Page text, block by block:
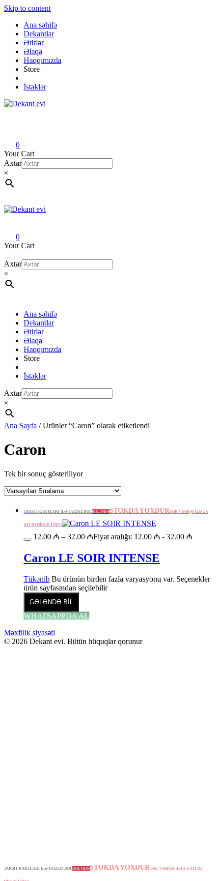
Skip to content
Ana səhifə
Dekantlar
Ətirlər
Əlaqə
Haqqımızda
Store
İstəklər
0
Your Cart
Axtar
×
0
Your Cart
Axtar
×
Ana səhifə
Dekantlar
Ətirlər
Əlaqə
Haqqımızda
Store
İstəklər
Axtar
×
Ana Sayfa / Ürünler “Caron” olarak etiketlendi
Caron
Tek bir sonuç gösteriliyor
TAKSİT KARTLARI İLƏ FAİZSİZ BÖLBÖL ÖDƏSTOKDA YOXDURTƏK VƏSİQƏ İLƏ 2-6
AYLIQ HİSSƏLİ ÖDƏ
12.00 ₼ – 32.00 ₼Fiyat aralığı: 12.00 ₼ - 32.00 ₼
Caron LE SOIR INTENSE
Tükənib Bu ürünün birden fazla varyasyonu var. Seçenekler
ürün sayfasından seçilebilir
GƏLƏNDƏ BİL
WHATSAPPDA AL
Məxfilik siyasəti
© 2026 Dekant evi. Bütün hüquqlar qorunur
TAKSİT KARTLARI İLƏ FAİZSİZ BÖLBÖL ÖDƏSTOKDA YOXDURTƏK VƏSİQƏ İLƏ 2-6 AYLIQ